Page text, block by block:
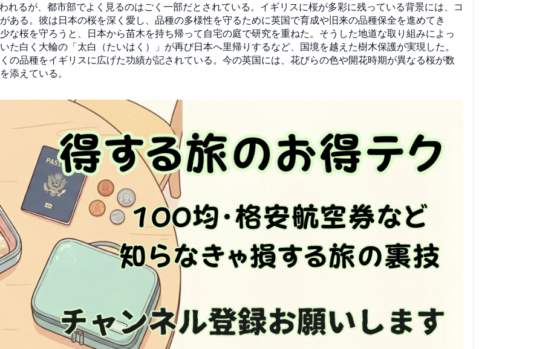
れるが、都市部でよく見るのはごく一部だとされている。イギリスに桜が多彩に残っている背景には、コ
ある。彼は日本の桜を深く愛し、品種の多様性を守るために英国で育成や旧来の品種保全を進めてき
な桜を守ろうと、日本から苗木を持ち帰って自宅の庭で研究を重ねた。そうした地道な取り組みによっ
た白く大輪の「太白（たいはく）」が再び日本へ里帰りするなど、国境を越えた樹木保護が実現した。
の品種をイギリスに広げた功績が記されている。今の英国には、花びらの色や開花時期が異なる桜が数
添えている。